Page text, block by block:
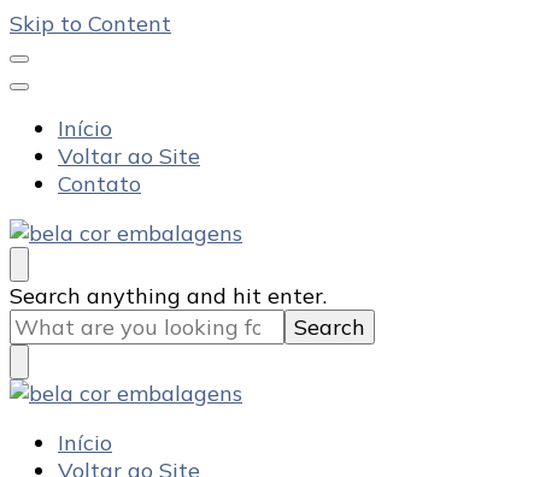
Skip to Content
Início
Voltar ao Site
Contato
Bela Cor Embalagens
Blog
Looking
for
Something?
Search anything and hit enter.
Bela Cor Embalagens
Blog
Início
Voltar ao Site